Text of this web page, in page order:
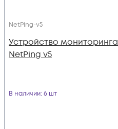
NetPing-v5
Устройство мониторинга
NetPing v5
В наличии: 6 шт